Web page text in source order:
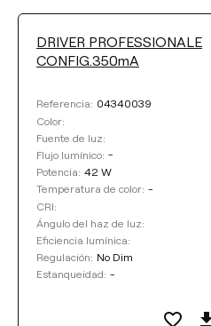
DRIVER PROFESSIONALE
CONFIG.350mA
Referencia: 04340039
Color:
Fuente de luz:
Flujo lumínico: -
Potencia: 42 W
Temperatura de color: -
CRI:
Ángulo del haz de luz:
Eficiencia lumínica:
Regulación: No Dim
Estanqueidad: -